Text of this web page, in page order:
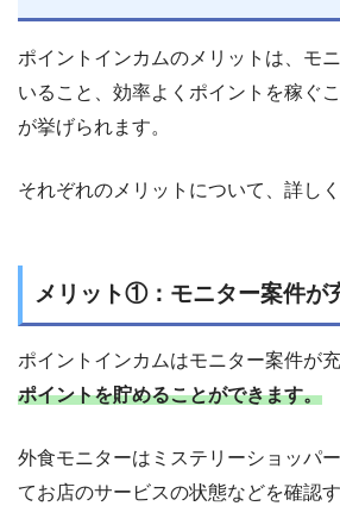
ポイントインカムのメリットは、モ
いること、効率よくポイントを稼ぐ
が挙げられます。
それぞれのメリットについて、詳し
メリット①：モニター案件が
ポイントインカムはモニター案件が充
ポイントを貯めることができます。
外食モニターはミステリーショッパ
てお店のサービスの状態などを確認